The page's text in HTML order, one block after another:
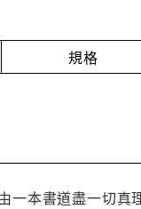
規格
本書道盡一切真